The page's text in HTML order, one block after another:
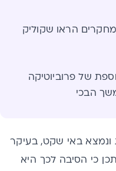
הראו שקוליק
של פרוביוטיקה
הבכי
באי שקט, בעיקר
כי הסיבה לכך היא